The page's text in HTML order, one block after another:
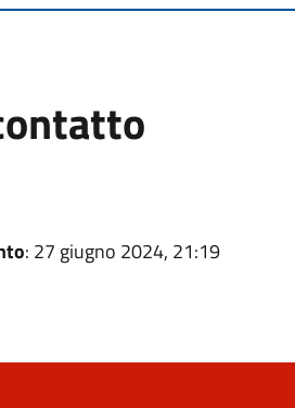
: 27 giugno 2024, 21:19